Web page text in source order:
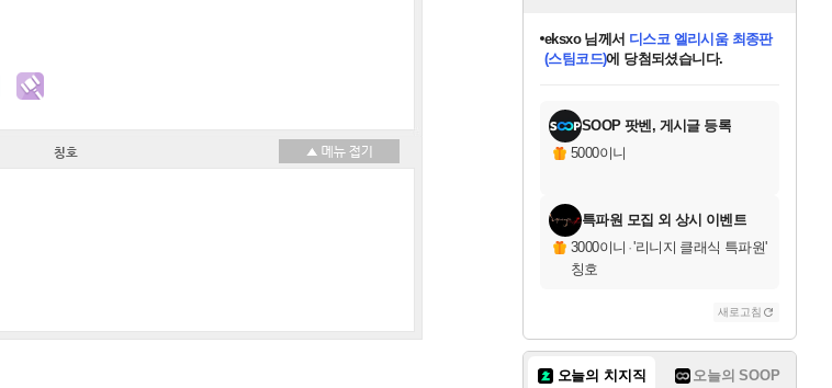
칭호
당첨되셨습니다.
당첨되셨습니다.
eksxo님께서 디스코 엘리시움 최종판
(스팀코드)에 당첨되셨습니다.
당첨되셨습니다.
당첨되셨습니다.
에디션 (스팀코드) 를 교환.
당첨되셨습니다.
당첨되셨습니다.
당첨되셨습니다.
당첨되셨습니다.
SOOP 팟벤, 게시글 등록
5000이니
특파원 모집 외 상시 이벤트
3000이니 ·'리니지 클래식 특파원'
칭호
새로고침
오늘의 치지직 오늘의 SOOP